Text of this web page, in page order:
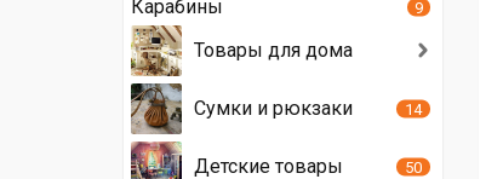
Карабины
9
Товары для дома
Сумки и рюкзаки 14
Детские товары 50